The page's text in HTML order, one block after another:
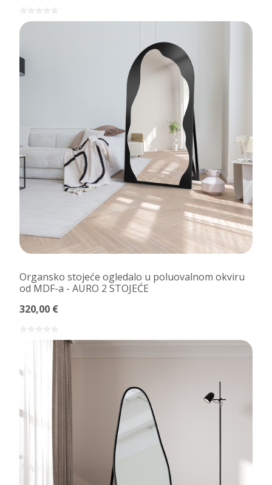
Organsko stojeće ogledalo u poluovalnom okviru
od MDF-a - AURO 2 STOJEĆE
320,00 €